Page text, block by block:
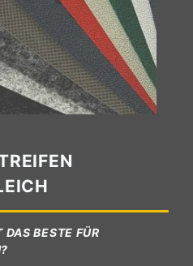
BESTE FÜR